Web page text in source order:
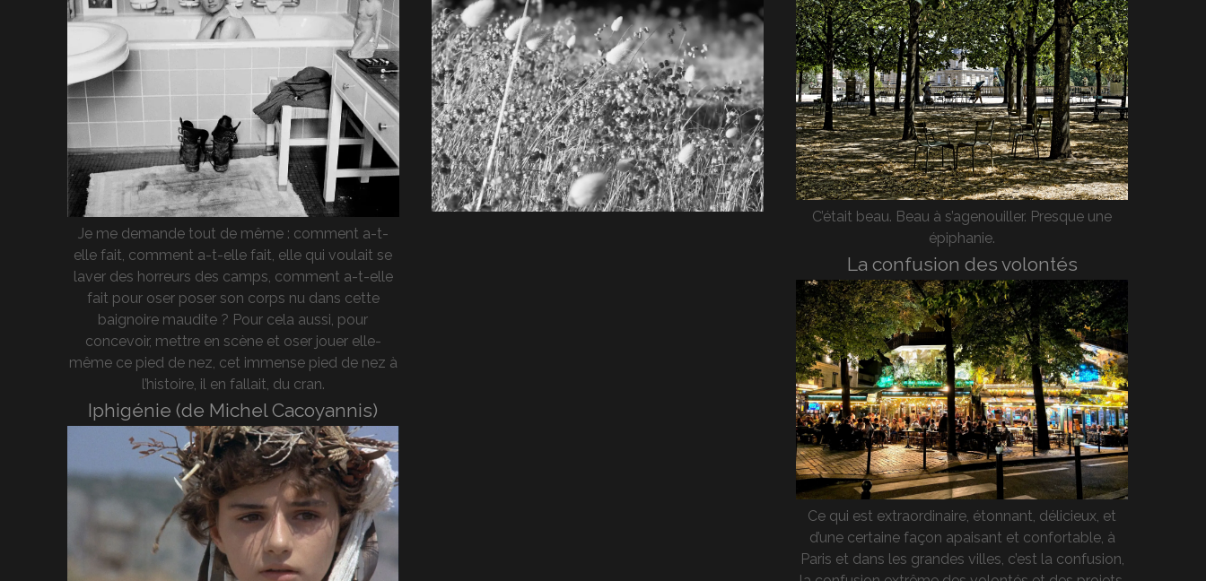
Je me demande tout de même : comment a-t-
elle fait, comment a-t-elle fait, elle qui voulait se
laver des horreurs des camps, comment a-t-elle
fait pour oser poser son corps nu dans cette
baignoire maudite ? Pour cela aussi, pour
concevoir, mettre en scène et oser jouer elle-
même ce pied de nez, cet immense pied de nez à
l’histoire, il en fallait, du cran.
Iphigénie (de Michel Cacoyannis)
C’était beau. Beau à s’agenouiller. Presque une
épiphanie.
La confusion des volontés
Ce qui est extraordinaire, étonnant, délicieux, et
d’une certaine façon apaisant et confortable, à
Paris et dans les grandes villes, c’est la confusion,